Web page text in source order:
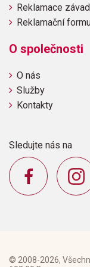
Reklamace
Reklamační
O společnosti
O nás
Služby
Kontakty
Sledujte nás na
© 2008-2026,